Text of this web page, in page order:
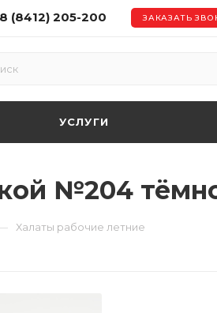
8 (8412) 205-200 ЗАКАЗАТЬ
УСЛУГИ
№204
Халаты рабочие летние